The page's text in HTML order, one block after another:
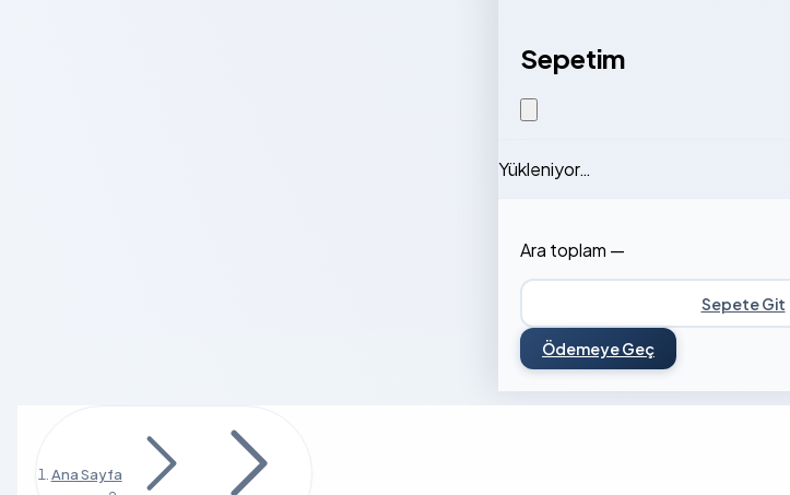
Sepetim
Yükleniyor…
Ara toplam —
Sepete Git
Ödemeye Geç
Ana Sayfa